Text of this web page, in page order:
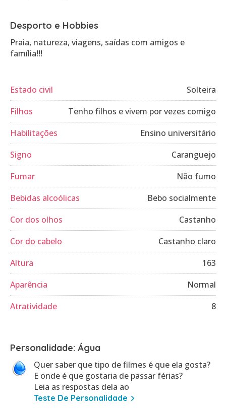
Desporto e Hobbies
Praia, natureza, viagens, saídas com amigos e
família!!!
Estado civil
Solteira
Filhos
Tenho filhos e vivem por vezes comigo
Habilitações
Ensino universitário
Signo
Caranguejo
Fumar
Não fumo
Bebidas alcoólicas
Bebo socialmente
Cor dos olhos
Castanho
Cor do cabelo
Castanho claro
Altura
163
Aparência
Normal
Atratividade
8
Personalidade: Água
Quer saber que tipo de filmes é que ela gosta?
E onde é que gostaria de passar férias?
Leia as respostas dela ao
Teste De Personalidade